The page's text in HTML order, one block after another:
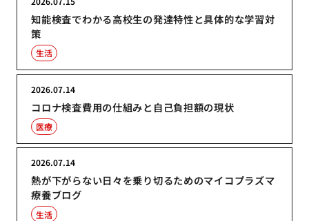
知能検査でわかる高校生の発達特性と具体的な学習対
策
生活
コロナ検査費用の仕組みと自己負担額の現状
2026.07.14
医療
熱が下がらない日々を乗り切るためのマイコプラズマ
療養ブログ
2026.07.14
生活